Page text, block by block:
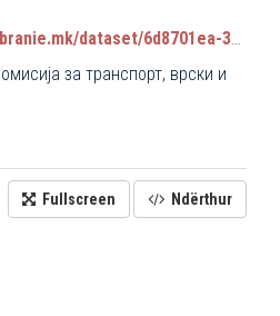
resource/6516c185-1d67-42b1-bbcb-7d3e5f42a32a/download/komisiski_sednici.json
за транспорт, врски и
Fullscreen Ndërthur